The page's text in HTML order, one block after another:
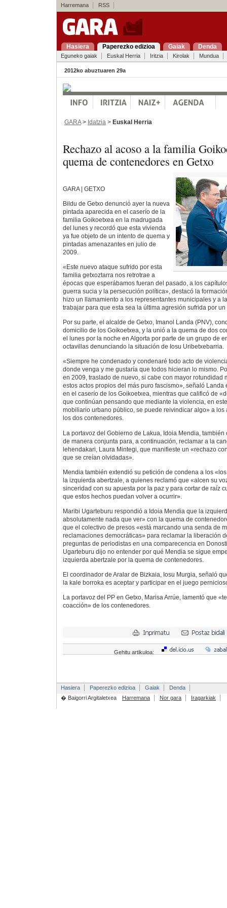
Harremana RSS
Hasiera Paperezko edizioa Gaiak Denda
Eguneko gaiak Euskal Herria Iritzia Kirolak Mundua
2012ko abuztuaren 29a
GARA> Idatzia > Euskal Herria
Rechazo al acoso a la familia
quema de contenedores en Getxo
GARA | GETXO
Bildu de Getxo denunció ayer la nueva
pintada aparecida en el caserío de la
familia Goikoetxea en la madrugada
del lunes y recordó que esta vivienda
ya fue objeto de un intento de quema y
pintadas amenazantes en julio de
2009.
«Este nuevo ataque sufrido por esta
familia getxoztarra nos retrotrae a
épocas que esperábamos fueran del pasado, a los
guerra sucia y la persecución política», destacó la
hizo un llamamiento a los representantes municipales y a
trabajar para que esta sea la última agresión sufrida por
Por su parte, el alcalde de Getxo, Imanol Landa (PNV),
domicilio de los Goikoetxea, y la unió a la quema de dos
el lunes por la noche en Algorta por parte de un grupo de
octavillas denunciando la situación de Iosu Uribetxebarria.
«Siempre he condenado y condenaré todo acto de
donde venga y me gustaría que todos hicieran lo mismo.
en 2009, traslado de nuevo, si cabe con mayor rotundidad
estos actos propios del más puro fascismo», señaló Landa
en el caserío de los Goikoetxea, mientras que calificó de
que continúan pensando que mediante la violencia, en
mobiliario urbano público, se puede reivindicar algo» a los
los dos contenedores.
La portavoz del Gobierno de Lakua, Idoia Mendia,
de manera conjunta para, a continuación, reclamar a la
lehendakari, Laura Mintegi, que manifieste un «rechazo
que se creían olvidadas».
Mendia también extendió su petición de condena a los
la izquierda abertzale, a quienes reclamó que «alcen su
sinceridad con su apuesta por la paz y para cortar de raíz
que estos hechos puedan volver a ocurrir».
Maribi Ugarteburu respondió a Idoia Mendia que la
absolutamente nada que ver» con la quema de
que el colectivo de presos «está marcando una senda de
reclamaciones democráticas» para reclamar la liberación
preguntas de periodistas en una comparecencia en
Ugarteburu dijo no entender por qué Mendia se sigue
izquierda abertzale por la quema de contenedores.
El coordinador de Aralar de Bizkaia, Iosu Murgia, señaló
la kale borroka es aceptar y participar en el juego
La portavoz del PP en Getxo, Marisa Arrúe, lamentó que
coacción» de los contenedores.
Gehitu artikuloa:
Hasiera Paperezko edizioa Gaiak
Denda
� Baigorri Argitaletxea
Harremana Nor gara Iragarkiak